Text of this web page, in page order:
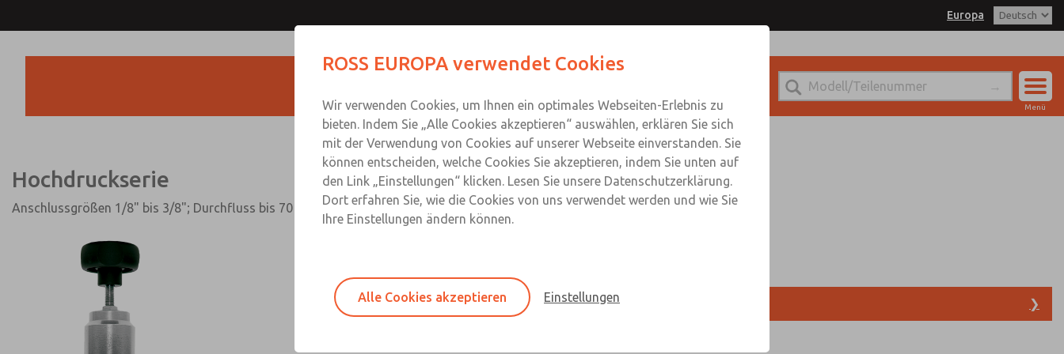
Europa
Menü
Hochdruckserie
Anschlussgrößen 1/8" bis 3/8"; Durchfluss bis 70 scfm (1982 l/min)
Series Overview ❯
Informationen
ROSS EUROPA verwendet Cookies
Wir verwenden Cookies, um Ihnen ein optimales Webseiten-Erlebnis zu
bieten. Indem Sie „Alle Cookies akzeptieren“ auswählen, erklären Sie sich
mit der Verwendung von Cookies auf unserer Webseite einverstanden. Sie
können entscheiden, welche Cookies Sie akzeptieren, indem Sie unten auf
den Link „Einstellungen“ klicken. Lesen Sie unsere Datenschutzerklärung.
Dort erfahren Sie, wie die Cookies von uns verwendet werden und wie Sie
Ihre Einstellungen ändern können.
Alle Cookies akzeptieren Einstellungen